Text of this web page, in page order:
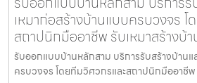
เหมาก่อสร้างบ้านแบบครบวงจร
สถาปนิกมืออาชีพ รับเหมาสร้างบ้
รับออกแบบบ้านหลักสาม บริการรับสร้างบ้านแ
ครบวงจร โดยทีมวิศวกรและสถาปนิกมืออาชีพ